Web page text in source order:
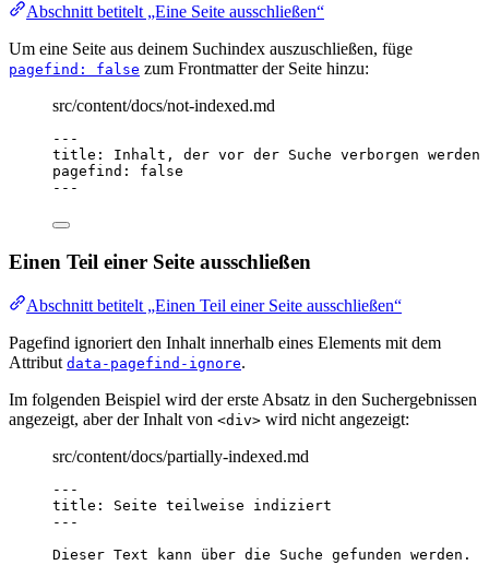
Abschnitt betitelt „Eine Seite ausschließen“
Um eine Seite aus deinem Suchindex auszuschließen, füge
pagefind: false zum Frontmatter der Seite hinzu:
src/content/docs/not-indexed.md
---
title : Inhalt, der vor der Suche verborgen
pagefind : false
---
Einen Teil einer Seite ausschließen
Abschnitt betitelt „Einen Teil einer Seite ausschließen“
Pagefind ignoriert den Inhalt innerhalb eines Elements mit dem
Attribut data-pagefind-ignore.
Im folgenden Beispiel wird der erste Absatz in den Suchergebnissen
angezeigt, aber der Inhalt von <div> wird nicht angezeigt:
src/content/docs/partially-indexed.md
---
title : Seite teilweise indiziert
---
Dieser Text kann über die Suche gefunden werden.